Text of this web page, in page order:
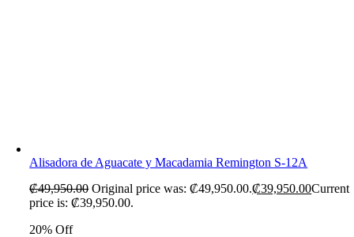
Alisadora de Aguacate y Macadamia Remington S-12A
₡49,950.00 Original price was: ₡49,950.00.₡39,950.00Current
price is: ₡39,950.00.
20% Off